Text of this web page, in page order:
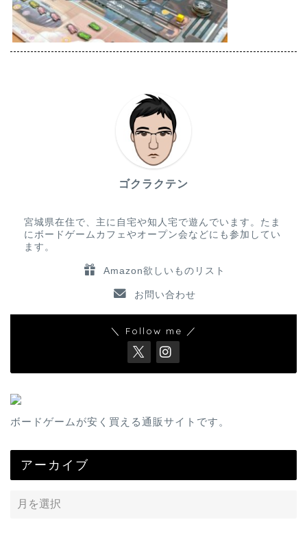
ゴクラクテン
宮城県在住で、主に自宅や知人宅で遊んでいます。たま
にボードゲームカフェやオープン会などにも参加してい
ます。
Amazon欲しいものリスト
お問い合わせ
＼ Follow me ／
ボードゲームが安く買える通販サイトです。
アーカイブ